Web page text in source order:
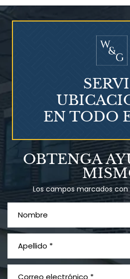
¿Quién corre el
Talco en
Ovary cancer
OBTENGA
Los campos marcados
EN TODO